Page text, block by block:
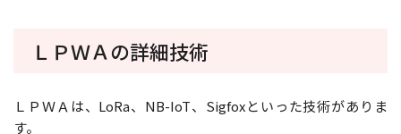
ＬＰＷＡの詳細技術
ＬＰＷＡは、LoRa、NB-IoT、Sigfoxといった技術がありま
す。